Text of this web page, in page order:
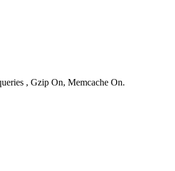
, Gzip On, Memcache On.